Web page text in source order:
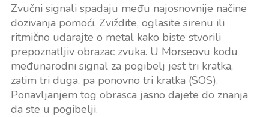
Zvučni signali spadaju među najosnovnije načine
dozivanja pomoći. Zviždite, oglasite sirenu ili
ritmično udarajte o metal kako biste stvorili
prepoznatljiv obrazac zvuka. U Morseovu kodu
međunarodni signal za pogibelj jest tri kratka,
zatim tri duga, pa ponovno tri kratka (SOS).
Ponavljanjem tog obrasca jasno dajete do znanja
da ste u pogibelji.